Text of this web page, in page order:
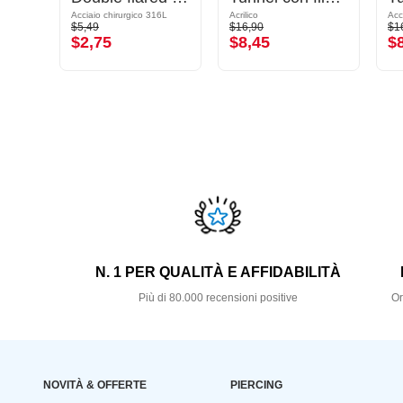
Acciaio chirurgico 316L
$5,49
$2,75
Acrilico
$16,90
$8,45
N. 1 PER QUALITÀ E AFFIDABILITÀ
Più di 80.000 recensioni positive
NOVITÀ & OFFERTE PIERCING